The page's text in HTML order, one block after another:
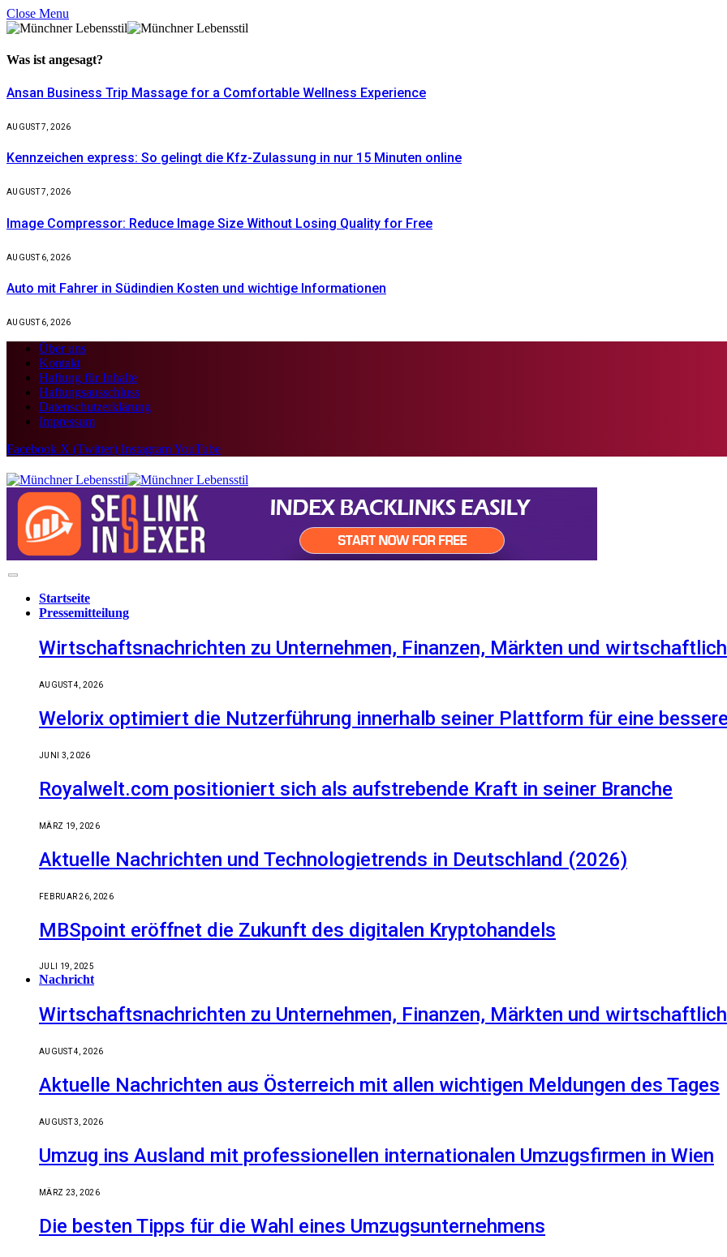
Close Menu
Was ist angesagt?
Ansan Business Trip Massage for a Comfortable Wellness Experience
AUGUST 7, 2026
Kennzeichen express: So gelingt die Kfz-Zulassung in nur 15 Minuten online
AUGUST 7, 2026
Image Compressor: Reduce Image Size Without Losing Quality for Free
AUGUST 6, 2026
Auto mit Fahrer in Südindien Kosten und wichtige Informationen
AUGUST 6, 2026
Über uns
Kontakt
Haftung für Inhalte
Haftungsausschluss
Datenschutzerklärung
Impressum
Facebook X (Twitter) InstagramYouTube
Startseite
Pressemitteilung
Wirtschaftsnachrichten zu Unternehmen, Finanzen, Märkten und
AUGUST 4, 2026
Welorix optimiert die Nutzerführung innerhalb seiner Plattform für eine
JUNI 3, 2026
Royalwelt.com positioniert sich als aufstrebende Kraft in seiner Branche
MÄRZ 19, 2026
Aktuelle Nachrichten und Technologietrends in Deutschland (2026)
FEBRUAR 26, 2026
MBSpoint eröffnet die Zukunft des digitalen Kryptohandels
JULI 19, 2025
Nachricht
Wirtschaftsnachrichten zu Unternehmen, Finanzen, Märkten und
AUGUST 4, 2026
Aktuelle Nachrichten aus Österreich mit allen wichtigen Meldungen des Tages
AUGUST 3, 2026
Umzug ins Ausland mit professionellen internationalen Umzugsfirmen in Wien
MÄRZ 23, 2026
Die besten Tipps für die Wahl eines Umzugsunternehmens